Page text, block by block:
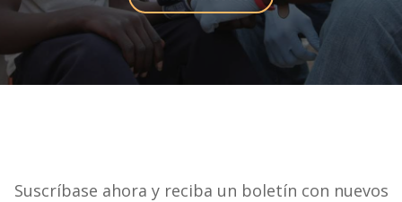
Suscríbase ahora y reciba un boletín con nuevos